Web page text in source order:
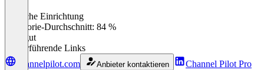
Einfache Einrichtung
Kategorie-Durchschnitt: 84 %
Sehr gut
Weiterführende Links
channelpilot.com
Anbieter kontaktieren
Channel Pilot Pro